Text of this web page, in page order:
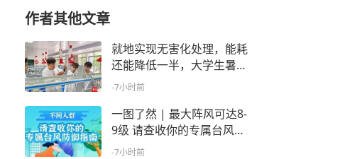
作者其他文章
就地实现无害化处理，能耗
还能降低一半，大学生暑期
下乡送“环保技术”
-7小时前
一图了然 | 最大阵风可达8-
9级 请查收你的专属台风防
御指南
-7小时前